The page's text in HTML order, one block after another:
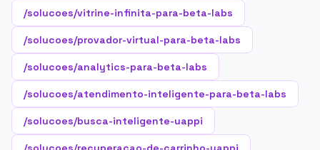
/solucoes/vitrine-infinita-para-beta-labs
/solucoes/provador-virtual-para-beta-labs
/solucoes/analytics-para-beta-labs
/solucoes/atendimento-inteligente-para-beta-labs
/solucoes/busca-inteligente-uappi